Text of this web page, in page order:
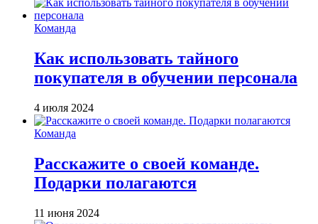
Команда
Как использовать тайного
покупателя‎ в обучении персонала
4 июля 2024
Команда
Расскажите о своей команде.
Подарки полагаются
11 июня 2024